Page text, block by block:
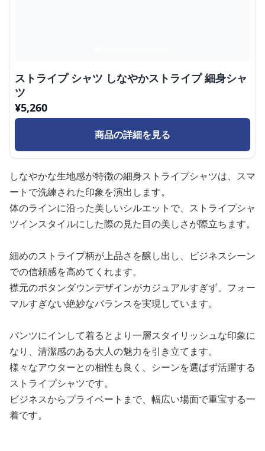
ストライプ シャツ しなやかストライプ 細身シャ
ツ
¥5,260
商品の詳細を見る
しなやかな生地感が特徴の細身ストライプシャツは、スマ
ートで洗練された印象を演出します。
体のラインに沿った美しいシルエットで、ストライプシャ
ツインスタイルにした際の見た目の美しさが際立ちます。
細めのストライプ柄が上品さを醸し出し、ビジネスシーン
での信頼感を高めてくれます。
襟元のボタンダウンデザインがカジュアルすぎず、フォー
マルすぎない絶妙なバランスを実現しています。
パンツにインして着るとより一層スタイリッシュな印象に
なり、清潔感のある大人の魅力を引き立てます。
様々なアウターとの相性も良く、シーンを選ばず活躍する
ストライプシャツです。
ビジネスからプライベートまで、幅広い場面で重宝する一
着です。